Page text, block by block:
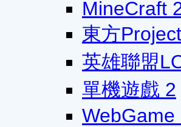
MineCraft
東方Project
英雄聯盟
單機遊戲 2
WebGame